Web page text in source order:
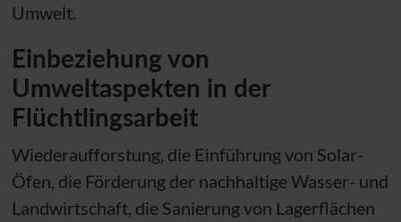
Umwelt.
Einbeziehung von
Umweltaspekten in der
Flüchtlingsarbeit
Wiederaufforstung, die Einführung von Solar-
Öfen, die Förderung der nachhaltige Wasser- und
Landwirtschaft, die Sanierung von Lagerflächen